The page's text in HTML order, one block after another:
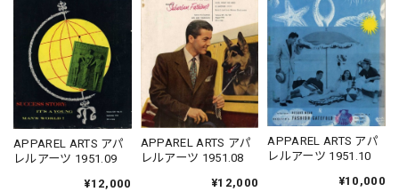
APPAREL ARTS アパ
レルアーツ 1951.09
¥12,000
APPAREL ARTS アパ
レルアーツ 1951.08
¥12,000
APPAREL ARTS アパ
レルアーツ 1951.10
¥10,000